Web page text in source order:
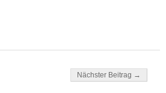
Nächster Beitrag →